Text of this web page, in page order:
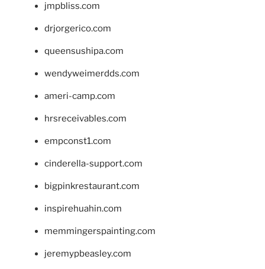
jmpbliss.com
drjorgerico.com
queensushipa.com
wendyweimerdds.com
ameri-camp.com
hrsreceivables.com
empconst1.com
cinderella-support.com
bigpinkrestaurant.com
inspirehuahin.com
memmingerspainting.com
jeremypbeasley.com